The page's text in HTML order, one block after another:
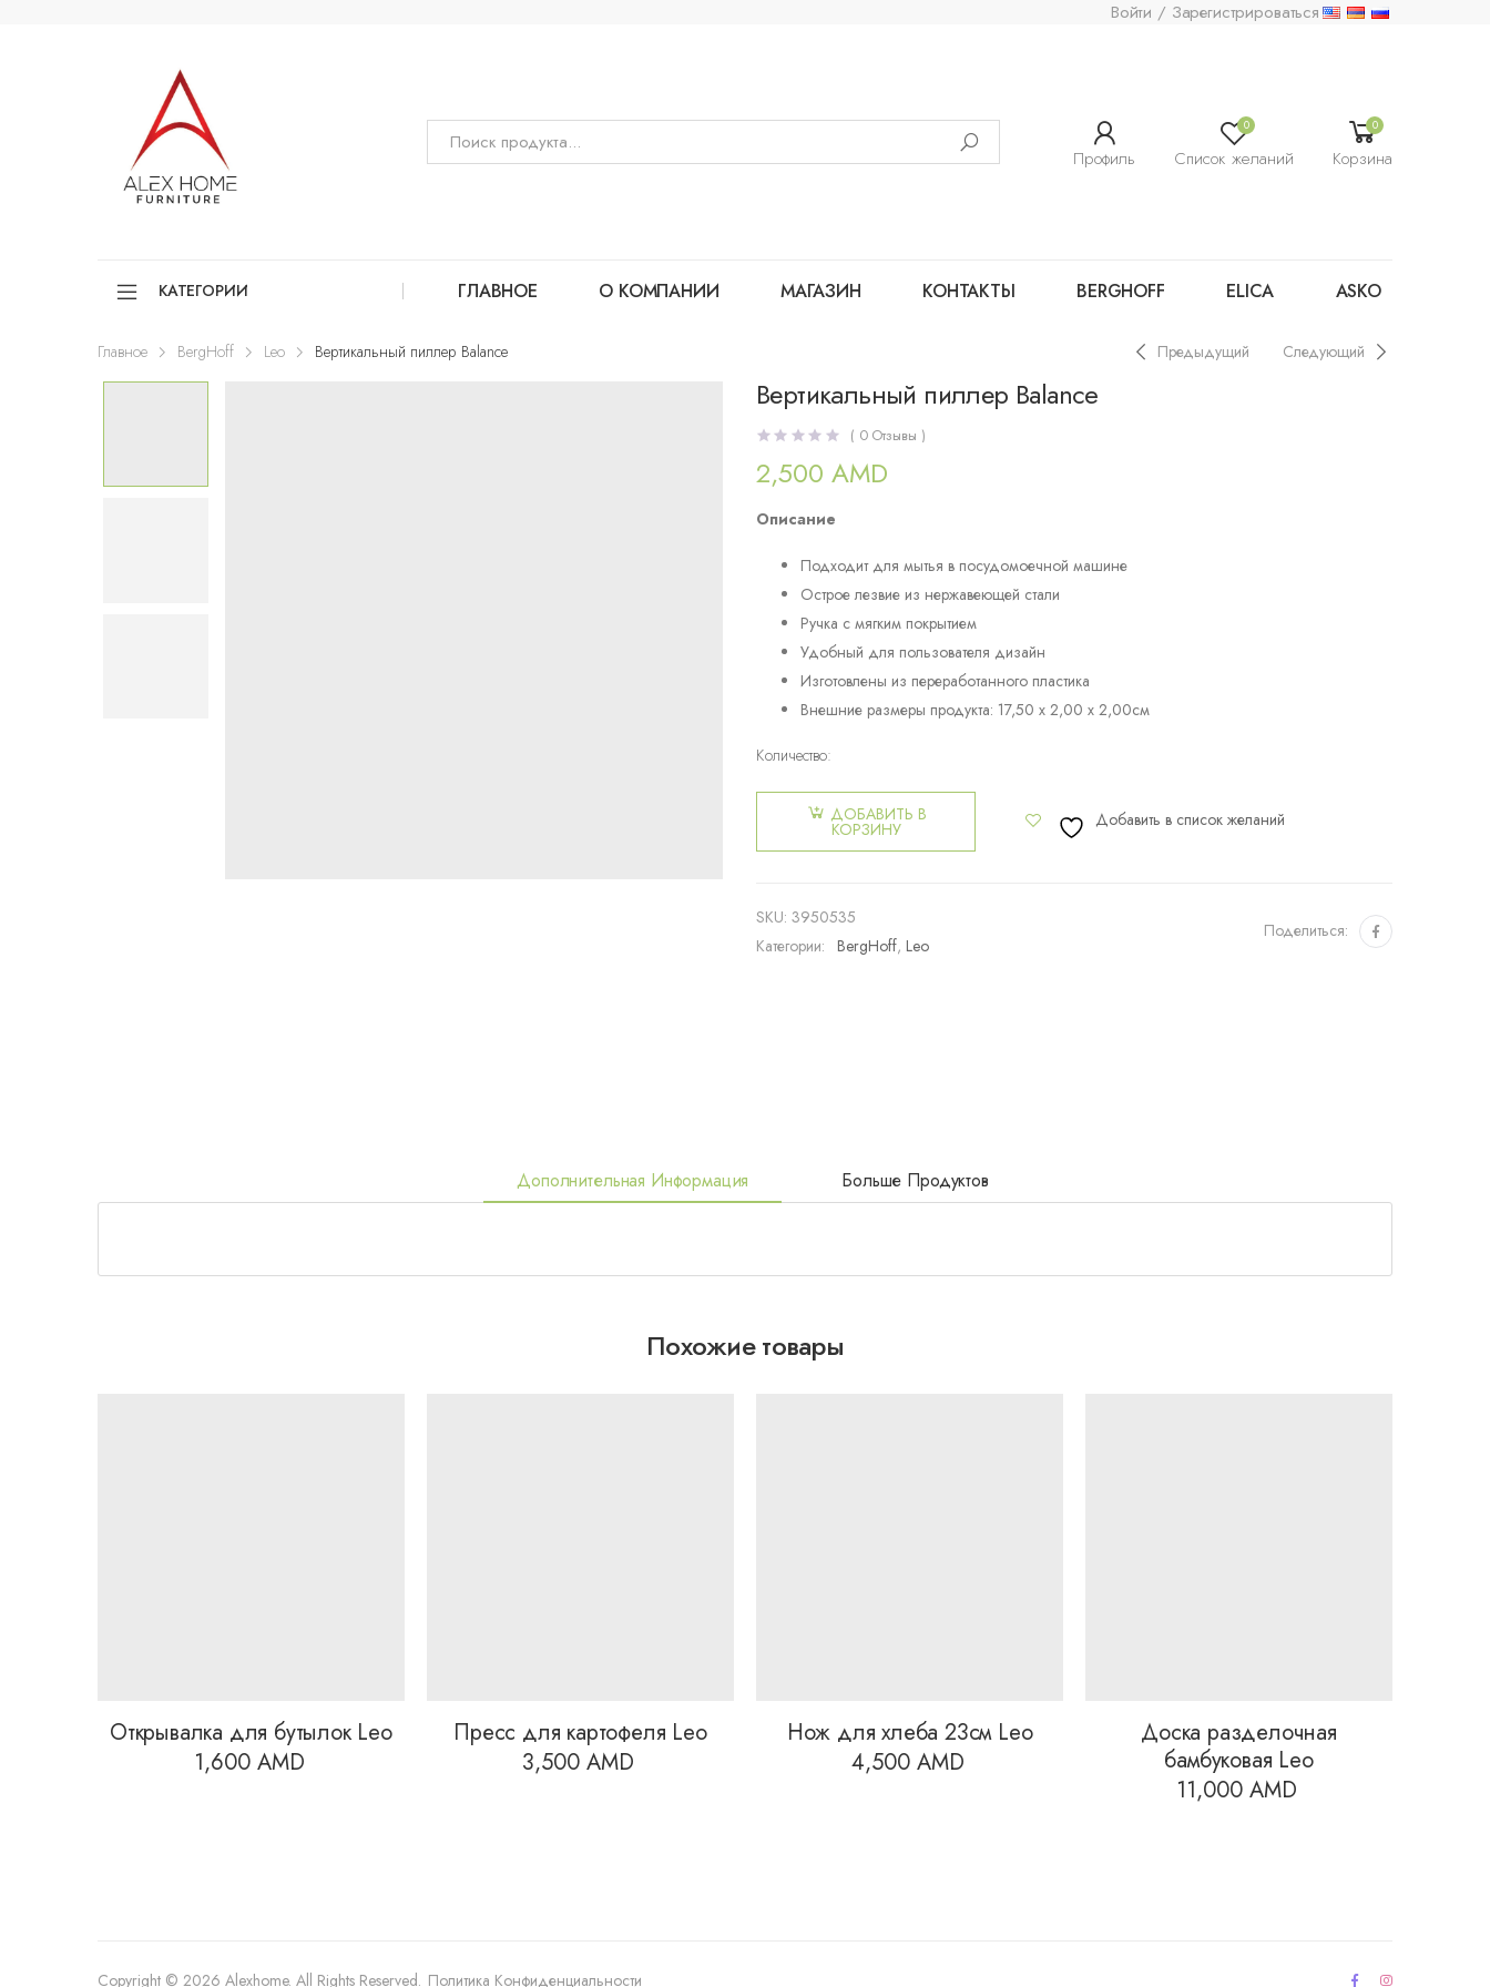
Войти / Зарегистрироваться
Профиль
0
Список желаний
0
Корзина
КАТЕГОРИИ ГЛАВНОЕ О КОМПАНИИ МАГАЗИН КОНТАКТЫ BERGHOFF ELICA ASKO
Главное BergHoff Leo Вертикальный пиллер Balance Предыдущий Следующий
Вертикальный пиллер Balance
( 0Отзывы )
2,500 AMD
Описание
Подходит для мытья в посудомоечной машине
Острое лезвие из нержавеющей стали
Ручка с мягким покрытием
Удобный для пользователя дизайн
Изготовлены из переработанного пластика
Внешние размеры продукта: 17,50 x 2,00 x 2,00см
Количество:
Количество
товара
Вертикальный
пиллер
ДОБАВИТЬ В
КОРЗИНУ Добавить в список желаний
SKU: 3950535
Категории: BergHoff, Leo
Поделиться:
Дополнительная Информация Больше Продуктов
Похожие товары
Открывалка для бутылок Leo
1,600 AMD
Пресс для картофеля Leo
3,500 AMD
Нож для хлеба 23см Leo
4,500 AMD
Доска разделочная
бамбуковая Leo
11,000 AMD
Copyright © 2026 Alexhome. All Rights Reserved. Политика Конфиденциальности